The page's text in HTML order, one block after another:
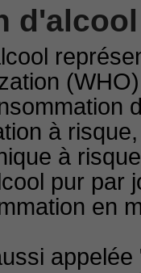
à
à
pur par
en